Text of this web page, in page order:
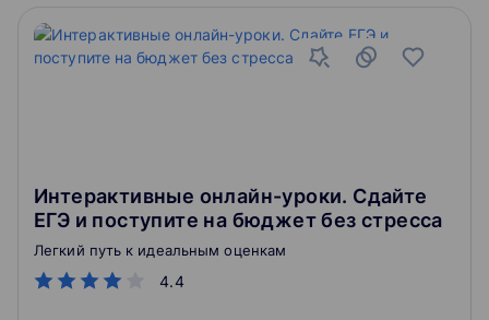
Интерактивные онлайн-уроки. Сдайте
ЕГЭ и поступите на бюджет без стресса
4.4
Легкий путь к идеальным оценкам